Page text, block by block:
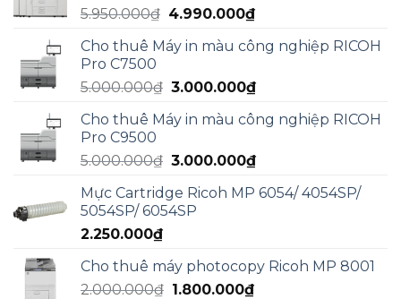
5.950.000₫ Giá
là:
4.990.000₫Giá
tại
4.990.000₫.
Cho thuê Máy in màu công nghiệp RICOH
Pro C7500
5.000.000₫ Giá
là:
3.000.000₫Giá
tại
3.000.000₫.
Cho thuê Máy in màu công nghiệp RICOH
Pro C9500
5.000.000₫ Giá
là:
5.000.000₫.
3.000.000₫Giá
tại
Mực Cartridge Ricoh MP 6054/ 4054SP/
5054SP/ 6054SP
2.250.000₫
Cho thuê máy photocopy Ricoh MP 8001
2.000.000₫ Giá
1.800.000₫Giá